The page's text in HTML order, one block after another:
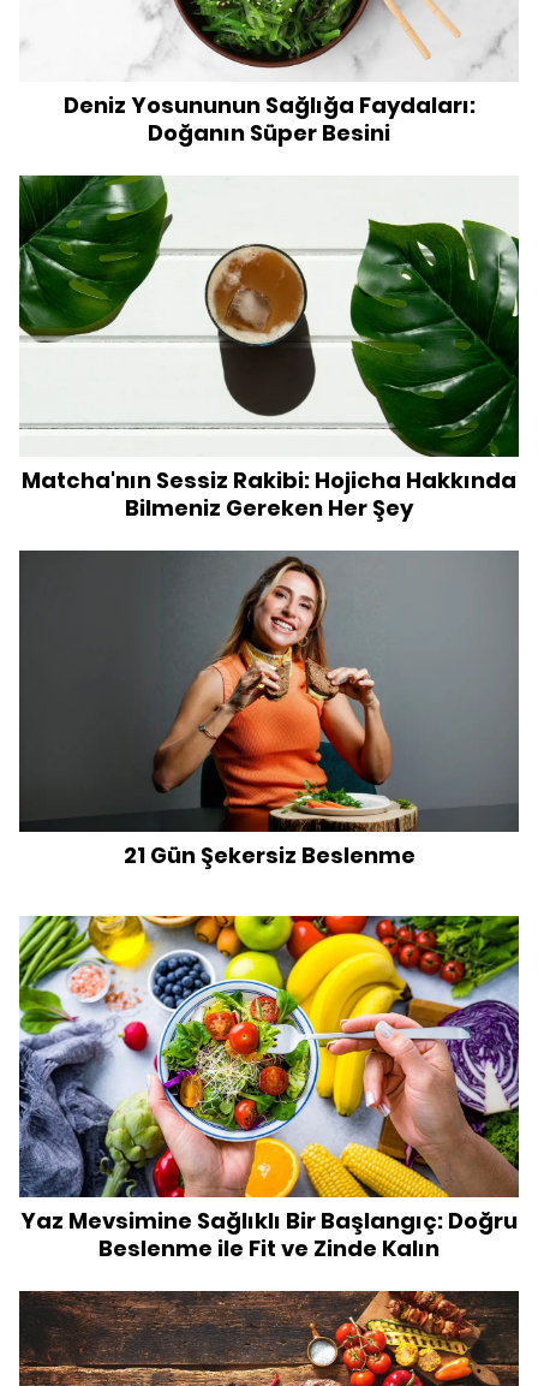
Deniz Yosununun Sağlığa Faydaları:
Doğanın Süper Besini
Matcha'nın Sessiz Rakibi: Hojicha Hakkında
Bilmeniz Gereken Her Şey
21 Gün Şekersiz Beslenme
Yaz Mevsimine Sağlıklı Bir Başlangıç: Doğru
Beslenme ile Fit ve Zinde Kalın